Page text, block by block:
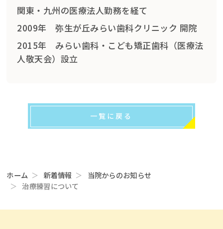
関東・九州の医療法人勤務を経て
2009年 弥生が丘みらい歯科クリニック 開院
2015年 みらい歯科・こども矯正歯科（医療法
人敬天会）設立
一覧に戻る
ホーム 新着情報
当院からのお知らせ
治療練習について